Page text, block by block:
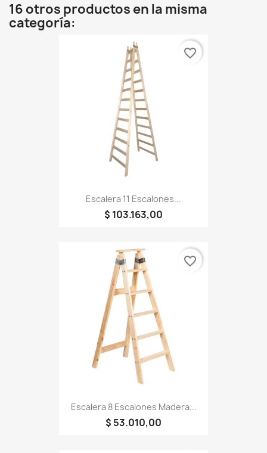
16 otros productos en la misma
categoría:
Escalera 11 Escalones...
$ 103.163,00
favorite_border
Escalera 8 Escalones Madera...
$ 53.010,00
favorite_border